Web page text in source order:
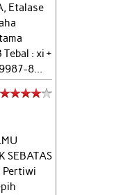
Etalase
: xi +
8...
SEBATAS
Pertiwi